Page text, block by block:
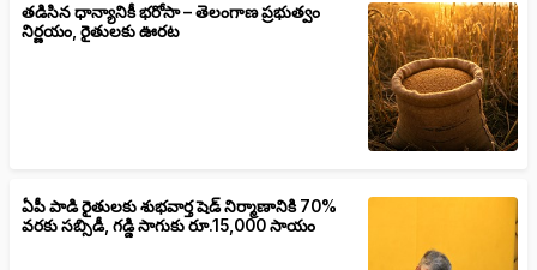
తడిసిన ధాన్యానికీ భరోసా – తెలంగాణ ప్రభుత్వం
నిర్ణయం, రైతులకు ఊరట
ఏపీ పాడి రైతులకు శుభవార్త షెడ్ నిర్మాణానికి 70%
వరకు సబ్సిడీ, గడ్డి సాగుకు రూ.15,000 సాయం